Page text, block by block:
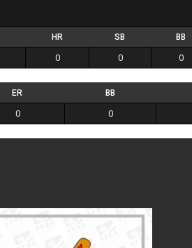
HR SB BB
0 0 0
ER BB
0 0